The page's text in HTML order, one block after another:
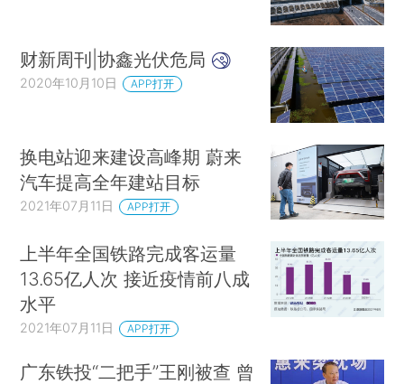
财新周刊|协鑫光伏危局
2020年10月10日 APP打开
换电站迎来建设高峰期 蔚来
汽车提高全年建站目标
2021年07月11日 APP打开
上半年全国铁路完成客运量
13.65亿人次 接近疫情前八成
水平
2021年07月11日 APP打开
广东铁投“二把手”王刚被查 曾